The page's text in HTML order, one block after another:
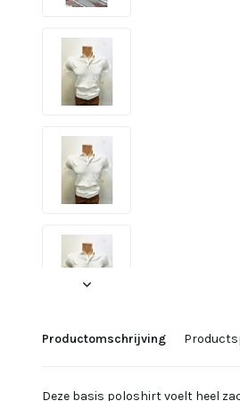
Productomschrijving
Deze basis poloshirt voelt heel